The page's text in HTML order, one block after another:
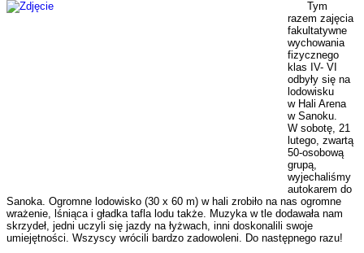
Tym
razem zajęcia
fakultatywne
wychowania
fizycznego
klas IV- VI
odbyły się na
lodowisku
w Hali Arena
w Sanoku.
W sobotę, 21
lutego, zwartą
50-osobową
grupą,
wyjechaliśmy
autokarem do
Sanoka. Ogromne lodowisko (30 x 60 m) w hali zrobiło na nas ogromne
wrażenie, lśniąca i gładka tafla lodu także. Muzyka w tle dodawała nam
skrzydeł, jedni uczyli się jazdy na łyżwach, inni doskonalili swoje
umiejętności. Wszyscy wrócili bardzo zadowoleni. Do następnego razu!